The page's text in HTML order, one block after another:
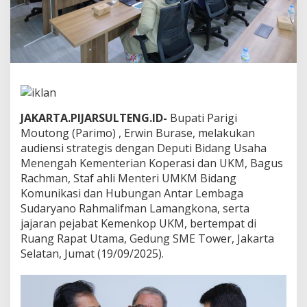
e
r
s
a
m
u
t
i
B
i
d
a
n
U
K
M
G
e
JAKARTA.PIJARSULTENG.ID- Bupati Parigi
Moutong (Parimo) , Erwin Burase, melakukan
audiensi strategis dengan Deputi Bidang Usaha
Menengah Kementerian Koperasi dan UKM, Bagus
Rachman, Staf ahli Menteri UMKM Bidang
Komunikasi dan Hubungan Antar Lembaga
Sudaryano Rahmalifman Lamangkona, serta
jajaran pejabat Kemenkop UKM, bertempat di
Ruang Rapat Utama, Gedung SME Tower, Jakarta
Selatan, Jumat (19/09/2025).